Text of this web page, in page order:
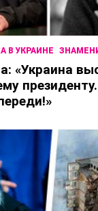
В УКРАИНЕ
«Украина